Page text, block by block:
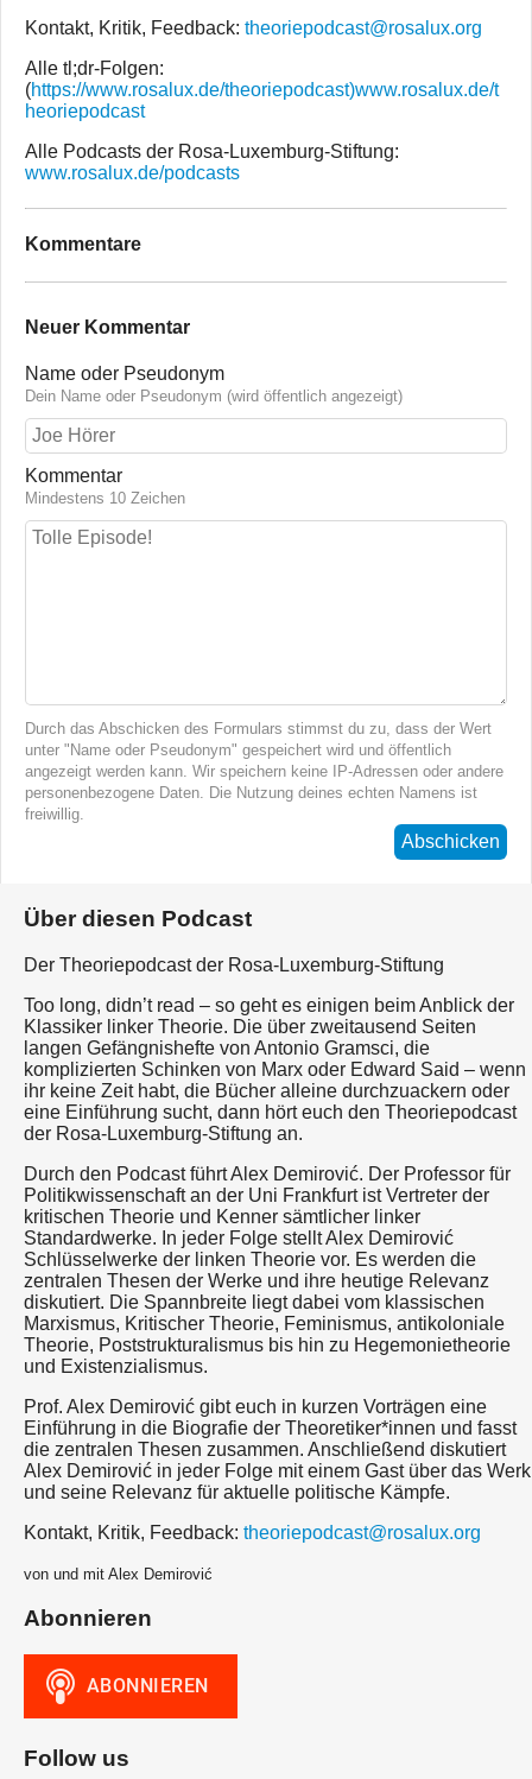
Kontakt, Kritik, Feedback: theoriepodcast@rosalux.org
Alle tl;dr-Folgen:
(https://www.rosalux.de/theoriepodcast)www.rosalux.de/t
heoriepodcast
Alle Podcasts der Rosa-Luxemburg-Stiftung:
www.rosalux.de/podcasts
Kommentare
Neuer Kommentar
Name oder Pseudonym
Dein Name oder Pseudonym (wird öffentlich angezeigt)
Kommentar
Mindestens 10 Zeichen
Durch das Abschicken des Formulars stimmst du zu, dass der Wert
unter "Name oder Pseudonym" gespeichert wird und öffentlich
angezeigt werden kann. Wir speichern keine IP-Adressen oder andere
personenbezogene Daten. Die Nutzung deines echten Namens ist
freiwillig.
Abschicken
Über diesen Podcast
Der Theoriepodcast der Rosa-Luxemburg-Stiftung
Too long, didn’t read – so geht es einigen beim Anblick der
Klassiker linker Theorie. Die über zweitausend Seiten
langen Gefängnishefte von Antonio Gramsci, die
komplizierten Schinken von Marx oder Edward Said – wenn
ihr keine Zeit habt, die Bücher alleine durchzuackern oder
eine Einführung sucht, dann hört euch den Theoriepodcast
der Rosa-Luxemburg-Stiftung an.
Durch den Podcast führt Alex Demirović. Der Professor für
Politikwissenschaft an der Uni Frankfurt ist Vertreter der
kritischen Theorie und Kenner sämtlicher linker
Standardwerke. In jeder Folge stellt Alex Demirović
Schlüsselwerke der linken Theorie vor. Es werden die
zentralen Thesen der Werke und ihre heutige Relevanz
diskutiert. Die Spannbreite liegt dabei vom klassischen
Marxismus, Kritischer Theorie, Feminismus, antikoloniale
Theorie, Poststrukturalismus bis hin zu Hegemonietheorie
und Existenzialismus.
Prof. Alex Demirović gibt euch in kurzen Vorträgen eine
Einführung in die Biografie der Theoretiker*innen und fasst
die zentralen Thesen zusammen. Anschließend diskutiert
Alex Demirović in jeder Folge mit einem Gast über das Werk
und seine Relevanz für aktuelle politische Kämpfe.
Kontakt, Kritik, Feedback: theoriepodcast@rosalux.org
von und mit Alex Demirović
Abonnieren
Follow us